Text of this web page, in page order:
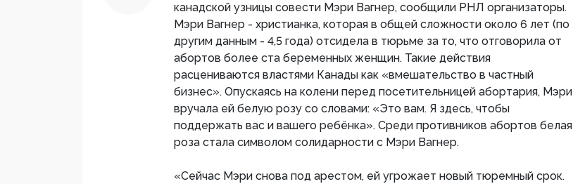
канадской узницы совести Мэри Вагнер, сообщили РНЛ организаторы.
Мэри Вагнер - христианка, которая в общей сложности около 6 лет (по
другим данным - 4,5 года) отсидела в тюрьме за то, что отговорила от
абортов более ста беременных женщин. Такие действия
расцениваются властями Канады как «вмешательство в частный
бизнес». Опускаясь на колени перед посетительницей абортария, Мэри
вручала ей белую розу со словами: «Это вам. Я здесь, чтобы
поддержать вас и вашего ребёнка». Среди противников абортов белая
роза стала символом солидарности с Мэри Вагнер.
«Сейчас Мэри снова под арестом, ей угрожает новый тюремный срок.